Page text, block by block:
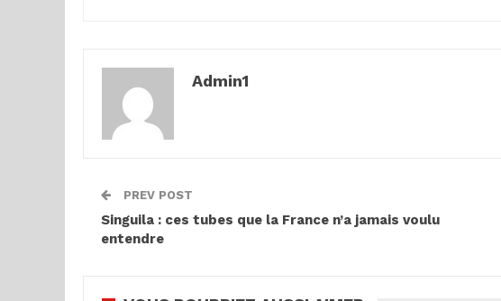
Admin1
PREV POST
Singuila : ces tubes que la France n’a jamais voulu
entendre